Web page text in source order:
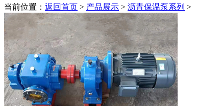
当前位置： 返回首页 > 产品展示 > 沥青保温泵系列 >